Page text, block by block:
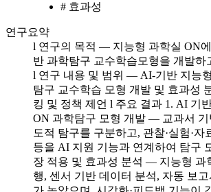
# 효과성
연구요약
l 연구의 목적 ― 지능형 과학실 ON에
반 과학탐구 교수학습모형을 개발하
l 연구 내용 및 범위 ― AI-기반 지능
탐구 교수학습 모형 개발 및 효과성
킹 및 정책 제언 l 주요 결과 1. AI 기
ON 과학탐구 모형 개발 ― 교과서 기
도적 탐구를 구분하고, 관찰·실험·자
등을 AI 지원 기능과 연계하여 탐구
장 적용 및 효과성 분석 ― 지능형 과
행, 센서 기반 데이터 분석, 자동 보